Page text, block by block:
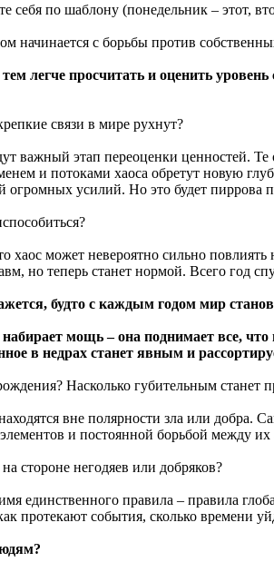
себя по шаблону (понедельник – этот,
начинается с борьбы против
легче просчитать и оценить
связи в мире рухнут?
важный этап переоценки ценностей.
и потоками хаоса обретут новую
огромных усилий. Но это будет пиррова
может невероятно сильно
но теперь станет нормой. Всего год
будто с каждым годом мир
набирает мощь – она поднимает все,
в недрах станет явным и
Насколько губительным станет
вне полярности зла или добра.
и постоянной борьбой между
стороне негодяев или добряков?
единственного правила – правила
протекают события, сколько времени